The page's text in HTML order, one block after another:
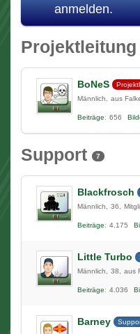
anmelden.
Projektleitung
BoNeS
Männlich
aus
Beiträge 656
Support 7
Blackfrosch
Männlich
36
Beiträge 4.175
Little Turbo
Männlich
38 aus
Beiträge 4.036
Barney